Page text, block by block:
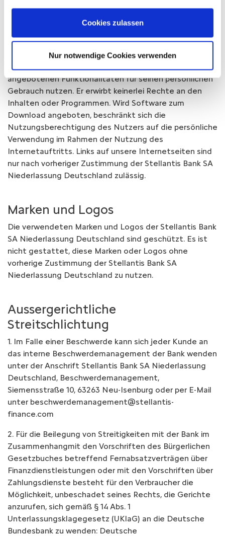
Cookies zulassen
Nur notwendige Cookies verwenden
Online Banking) sind urheberrechtlich geschützt. Die
Vervielfältigung von Informationen oder Daten,
oder Bildmaterial bedarf der vorherigen Zustimmung
der Stellantis Bank SA Niederlassung Deutschland. Der
Nutzer darf die Inhalte nur im Rahmen der
angebotenen Funktionalitäten für seinen persönlichen
Gebrauch nutzen. Er erwirbt keinerlei Rechte an den
Inhalten oder Programmen. Wird Software zum
Download angeboten, beschränkt sich die
Nutzungsberechtigung des Nutzers auf die persönliche
Verwendung im Rahmen der Nutzung des
Internetauftritts. Links auf unsere Internetseiten sind
nur nach vorheriger Zustimmung der Stellantis Bank SA
Niederlassung Deutschland zulässig.
Marken und Logos
Die verwendeten Marken und Logos der Stellantis Bank
SA Niederlassung Deutschland sind geschützt. Es ist
nicht gestattet, diese Marken oder Logos ohne
vorherige Zustimmung der Stellantis Bank SA
Niederlassung Deutschland zu nutzen.
Aussergerichtliche
Streitschlichtung
1. Im Falle einer Beschwerde kann sich jeder Kunde an
das interne Beschwerdemanagement der Bank wenden
unter der Anschrift Stellantis Bank SA Niederlassung
Deutschland, Beschwerdemanagement,
Siemensstraße 10, 63263 Neu-Isenburg oder per E-Mail
unter beschwerdemanagement@stellantis-
finance.com
2. Für die Beilegung von Streitigkeiten mit der Bank im
Zusammenhangmit den Vorschriften des Bürgerlichen
Gesetzbuches betreffend Fernabsatzverträgen über
Finanzdienstleistungen oder mit den Vorschriften über
Zahlungsdienste besteht für den Verbraucher die
Möglichkeit, unbeschadet seines Rechts, die Gerichte
anzurufen, sich gemäß § 14 Abs. 1
Unterlassungsklagegesetz (UKlaG) an die Deutsche
Bundesbank zu wenden: Deutsche